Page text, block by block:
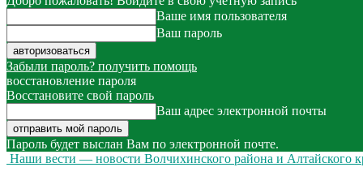
Ваше имя пользователя
Ваш пароль
Забыли пароль? получить помощь
восстановление пароля
Восстановите свой пароль
Ваш адрес электронной почты
Пароль будет выслан Вам по электронной почте.
Наши вести — новости Волчихинского района и Алтайского